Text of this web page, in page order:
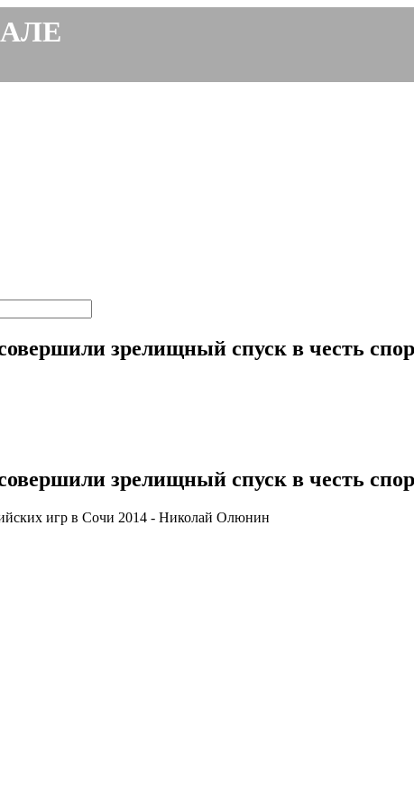
зрелищный спуск в честь
зрелищный спуск в честь
игр в Сочи 2014 - Николай Олюнин